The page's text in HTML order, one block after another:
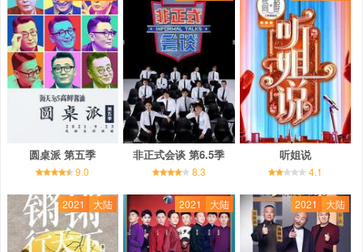
圆桌派 第五季
9.0
非正式会谈 第6.5季
8.3
听姐说
4.1
2021 大陆 2021 大陆 2021 大陆